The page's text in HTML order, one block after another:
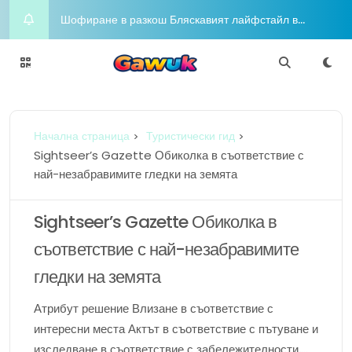
Приключенски алманах Вашият целогодишен
пътеводител за радостта и приключенията
Night on the Town Горещи концепции за облекло
гордост
Йога Блаженство Издигнете духа си с медитация
Шофиране в разкош Бляскавият лайфстайл в
съответствие с любителите в съответствие с
луксозни коли
Начална страница Туристически гид
Sightseer’s Gazette Обиколка в съответствие с
най-незабравимите гледки на земята
Sightseer’s Gazette Обиколка в
съответствие с най-незабравимите
гледки на земята
Атрибут решение Влизане в съответствие с
интересни места Актът в съответствие с пътуване и